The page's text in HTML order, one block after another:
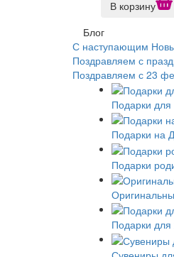
В корзину
Блог
С наступающим
Поздравляем с
Поздравляем с 23
Подарки для
Подарки на
Подарки
Подарки